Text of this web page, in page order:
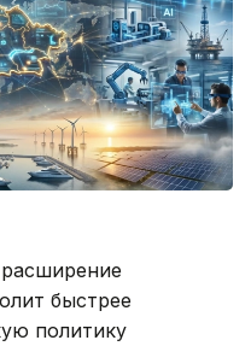
быстрее
политику